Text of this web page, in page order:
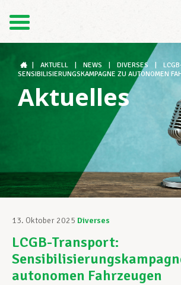
FR
Der LCGB
Gewerkschaftsstrukturen
Unterstützung im
Ihre Rechte
AKTUELL NEWS DIVERSES
SENSIBILISIERUNGSKAMPAGNE ZU AUTONOMEN
Aktuelles
13. Oktober 2025 Diverses
LCGB-Transport:
autonomen Fahrzeugen